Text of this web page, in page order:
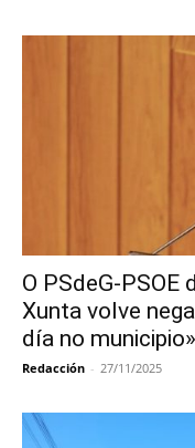
O PSdeG-PSOE
Xunta volve
día no municipio»
Redacción - 27/11/2025